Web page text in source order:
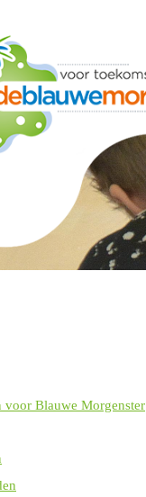
voor Blauwe Morgenster